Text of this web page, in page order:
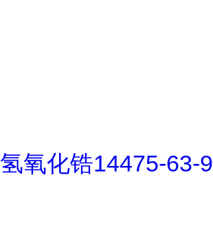
氢氧化锆14475-63-9